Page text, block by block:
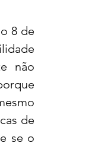
8 de
não
de
se o